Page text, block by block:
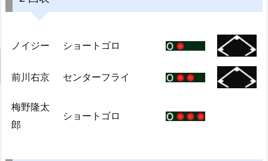
ノイジー ショートゴロ
前川右京 センターフライ
梅野隆太
郎
ショートゴロ